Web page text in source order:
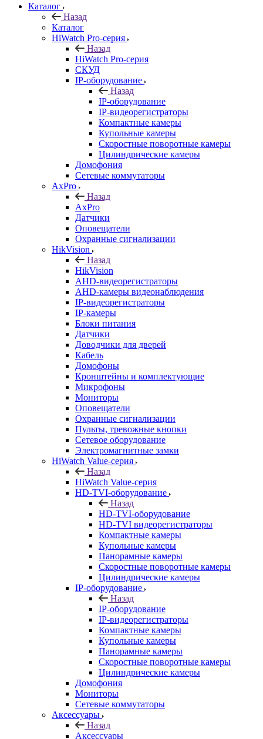
Каталог
Назад
Каталог
HiWatch Pro-серия
Назад
HiWatch Pro-серия
CКУД
IP-оборудование
Назад
IP-оборудование
IP-видеорегистраторы
Компактные камеры
Купольные камеры
Скоростные поворотные камеры
Цилиндрические камеры
Домофония
Сетевые коммутаторы
AxPro
Назад
AxPro
Датчики
Оповещатели
Охранные сигнализации
HikVision
Назад
HikVision
AHD-видеорегистраторы
AHD-камеры видеонаблюдения
IP-видеорегистраторы
IP-камеры
Блоки питания
Датчики
Доводчики для дверей
Кабель
Домофоны
Кронштейны и комплектующие
Микрофоны
Мониторы
Оповещатели
Охранные сигнализации
Пульты, тревожные кнопки
Сетевое оборудование
Электромагнитные замки
HiWatch Value-серия
Назад
HiWatch Value-серия
HD-TVI-оборудование
Назад
HD-TVI-оборудование
HD-TVI видеорегистраторы
Компактные камеры
Купольные камеры
Панорамные камеры
Скоростные поворотные камеры
Цилиндрические камеры
IP-оборудование
Назад
IP-оборудование
IP-видеорегистраторы
Компактные камеры
Купольные камеры
Панорамные камеры
Скоростные поворотные камеры
Цилиндрические камеры
Домофония
Мониторы
Сетевые коммутаторы
Аксессуары
Назад
Аксессуары